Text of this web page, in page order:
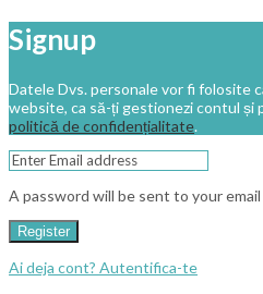
Signup
Datele Dvs. personale vor fi folosite
website, ca să-ți gestionezi contul și
politică de confidențialitate.
A password will be sent to your
Register
Ai deja cont? Autentifica-te